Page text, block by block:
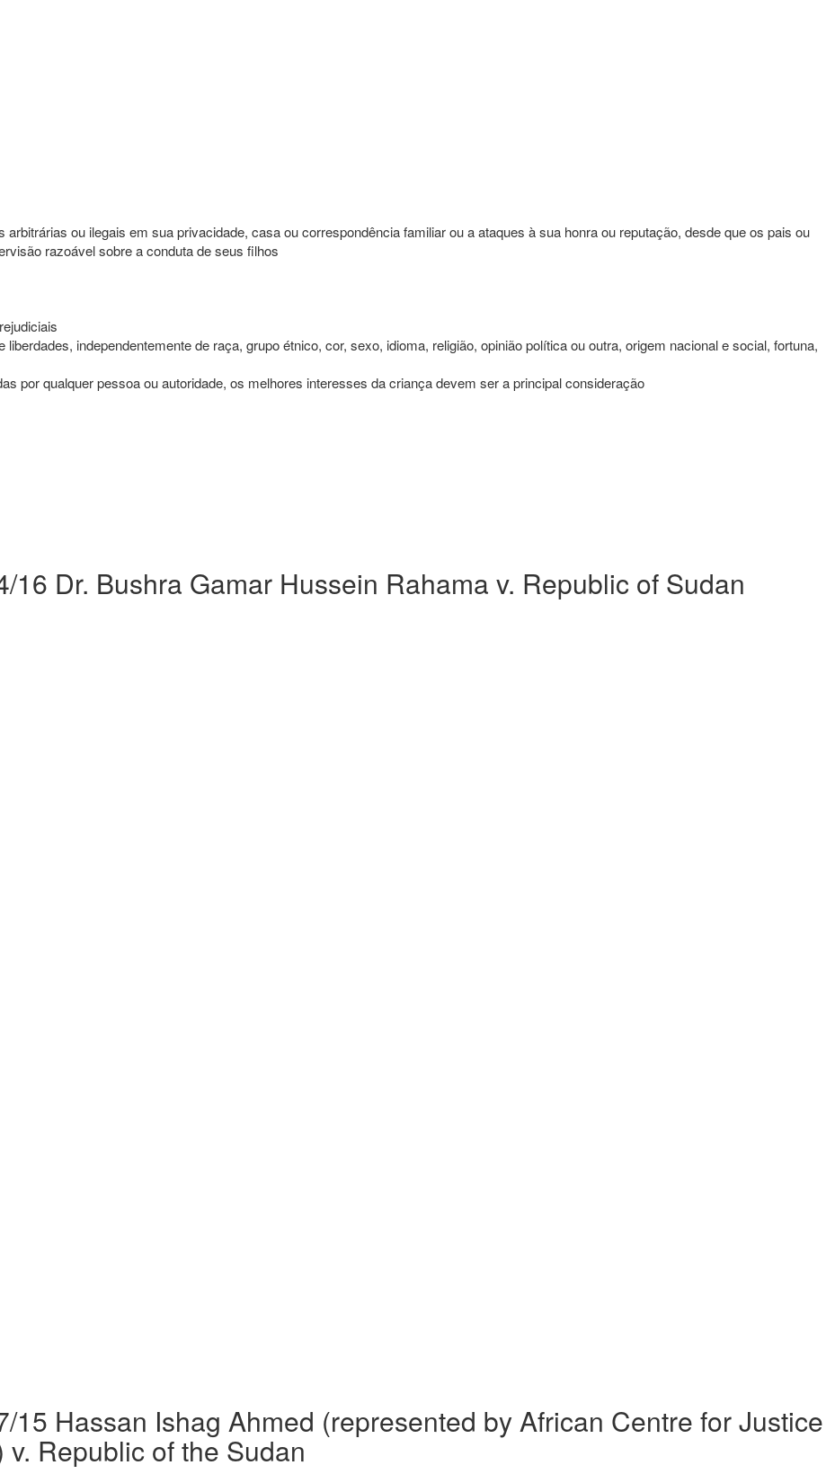
ou ilegais em sua privacidade, casa ou correspondência familiar ou a ataques à sua honra ou reputação, desde que os pais ou
razoável sobre a conduta de seus filhos
independentemente de raça, grupo étnico, cor, sexo, idioma, religião, opinião política ou outra, origem nacional e social, fortuna,
por qualquer pessoa ou autoridade, os melhores interesses da criança devem ser a principal consideração
Dr. Bushra Gamar Hussein Rahama v. Republic of Sudan
15 Hassan Ishag Ahmed (represented by African Centre for Justice
Republic of the Sudan